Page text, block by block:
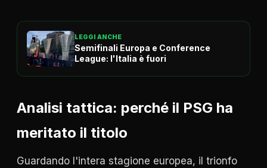
LEGGI ANCHE
Semifinali Europa e Conference
League: l'Italia è fuori
Analisi tattica: perché il PSG ha
meritato il titolo
Guardando l'intera stagione europea, il trionfo